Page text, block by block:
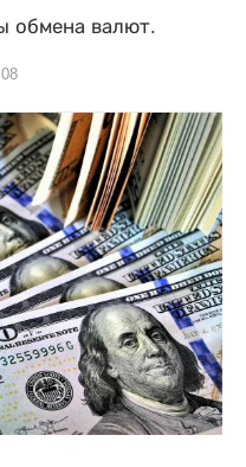
обмена валют.